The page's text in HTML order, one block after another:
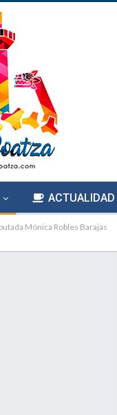
ACTUALIDAD
Mónica Robles Barajas